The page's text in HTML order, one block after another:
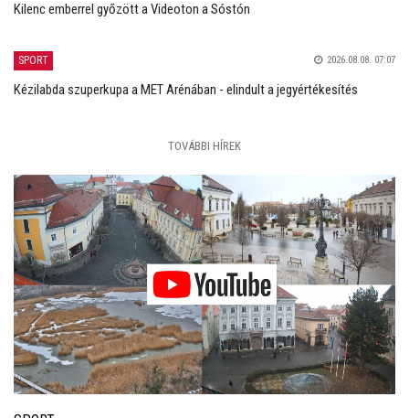
Kilenc emberrel győzött a Videoton a Sóstón
SPORT 2026.08.08. 07:07
Kézilabda szuperkupa a MET Arénában - elindult a jegyértékesítés
TOVÁBBI HÍREK